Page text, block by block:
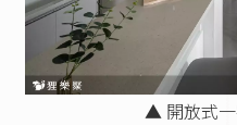
▲ 開放式一